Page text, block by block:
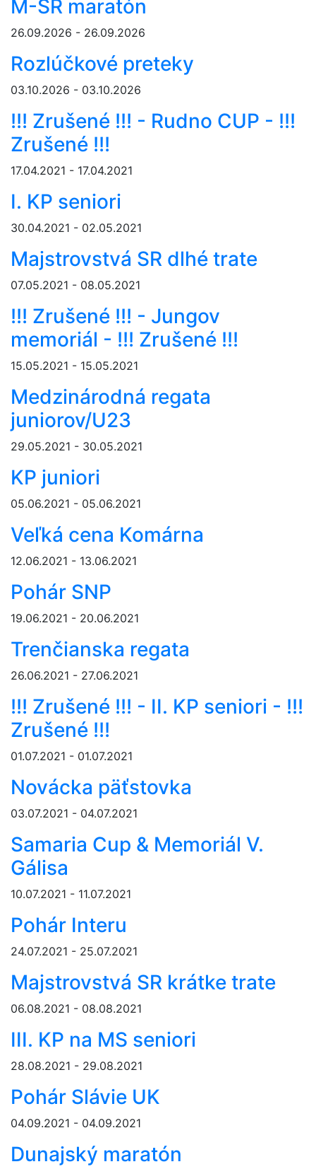
M-SR maratón
26.09.2026 - 26.09.2026
Rozlúčkové preteky
03.10.2026 - 03.10.2026
!!! Zrušené !!! - Rudno CUP - !!!
Zrušené !!!
17.04.2021 - 17.04.2021
I. KP seniori
30.04.2021 - 02.05.2021
Majstrovstvá SR dlhé trate
07.05.2021 - 08.05.2021
!!! Zrušené !!! - Jungov
memoriál - !!! Zrušené !!!
15.05.2021 - 15.05.2021
Medzinárodná regata
juniorov/U23
29.05.2021 - 30.05.2021
KP juniori
05.06.2021 - 05.06.2021
Veľká cena Komárna
12.06.2021 - 13.06.2021
Pohár SNP
19.06.2021 - 20.06.2021
Trenčianska regata
26.06.2021 - 27.06.2021
!!! Zrušené !!! - II. KP seniori - !!!
Zrušené !!!
01.07.2021 - 01.07.2021
Novácka päťstovka
03.07.2021 - 04.07.2021
Samaria Cup & Memoriál V.
Gálisa
10.07.2021 - 11.07.2021
Pohár Interu
24.07.2021 - 25.07.2021
Majstrovstvá SR krátke trate
06.08.2021 - 08.08.2021
III. KP na MS seniori
28.08.2021 - 29.08.2021
Pohár Slávie UK
04.09.2021 - 04.09.2021
Dunajský maratón